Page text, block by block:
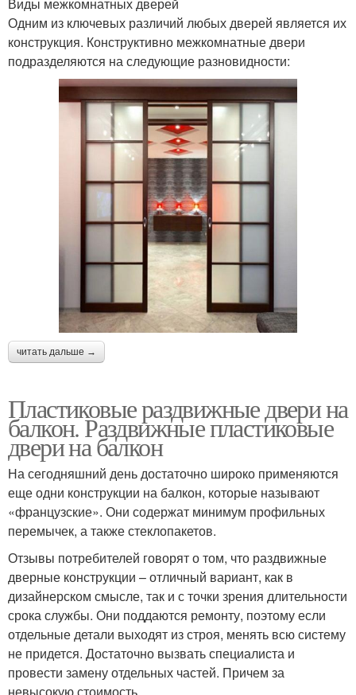
Одним из ключевых различий любых дверей является их
конструкция. Конструктивно межкомнатные двери
подразделяются на следующие разновидности:
читать дальше →
Пластиковые раздвижные двери на
балкон. Раздвижные пластиковые
двери на балкон
На сегодняшний день достаточно широко применяются
еще одни конструкции на балкон, которые называют
«французские». Они содержат минимум профильных
перемычек, а также стеклопакетов.
Отзывы потребителей говорят о том, что раздвижные
дверные конструкции – отличный вариант, как в
дизайнерском смысле, так и с точки зрения длительности
срока службы. Они поддаются ремонту, поэтому если
отдельные детали выходят из строя, менять всю систему
не придется. Достаточно вызвать специалиста и
провести замену отдельных частей. Причем за